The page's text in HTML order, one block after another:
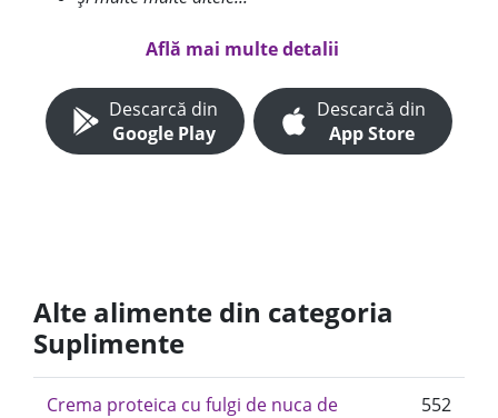
Află mai multe detalii
Descarcă din
Google Play
Descarcă din
App Store
Alte alimente din categoria
Suplimente
Crema proteica cu fulgi de nuca de
552